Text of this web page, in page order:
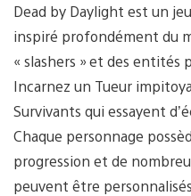
Dead by Daylight est un
inspiré profondément du
« slashers » et des entités
Incarnez un Tueur
Survivants qui essayent
Chaque personnage
progression et de
peuvent être